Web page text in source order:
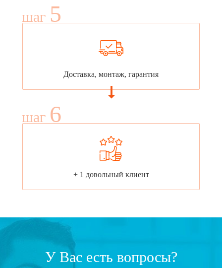
шаг 5
Доставка, монтаж, гарантия
шаг 6
+ 1 довольный клиент
У Вас есть вопросы?